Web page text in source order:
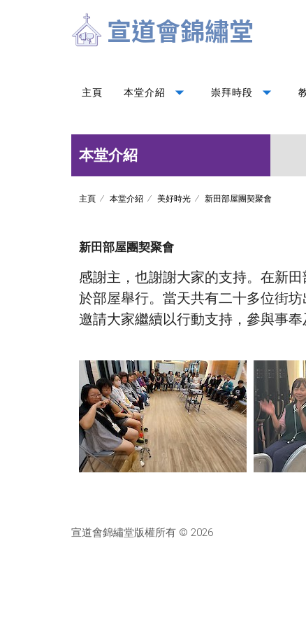
主頁 本堂介紹 arrow_drop_down 崇拜時段 arrow_drop_down
本堂介紹
主頁 本堂介紹 美好時光 新田部屋團契聚會
新田部屋團契聚會
感謝主，也謝謝大家的支持。在新
於部屋舉行。當天共有二十多位街
邀請大家繼續以行動支持，參與事
宣道會錦繡堂版權所有 © 2026